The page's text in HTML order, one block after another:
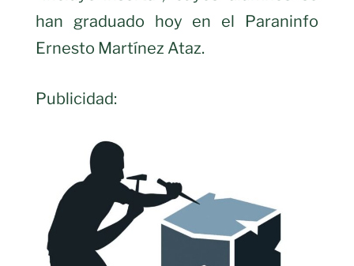
han graduado hoy en el Paraninfo
Ernesto Martínez Ataz.
Publicidad: